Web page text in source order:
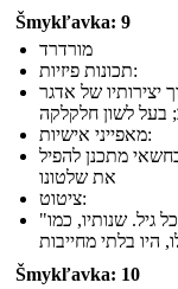
Šmykľavka: 9
מורדרד
תכונות פיזיות:
של אדגר
בעל לשון חלקלקה
מאפייני אישיות:
מתכנן להפיל
את שלטונו
ציטוט:
"מורדרד, את ההבל הקר של אדם, לא נראה שיש בכל גיל. שנותיו, כמו
Šmykľavka: 10